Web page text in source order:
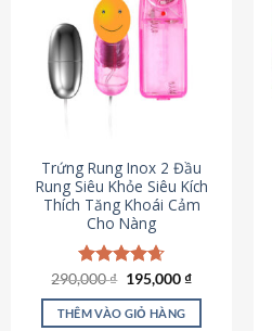
Trứng Rung Inox 2 Đầu
Rung Siêu Khỏe Siêu Kích
Thích Tăng Khoái Cảm
Cho Nàng
Được xếp
hạng4.64
5 sao
290,000₫ Giá
là:
290,000 ₫.
195,000₫Giá
tại
THÊM VÀO GIỎ HÀNG